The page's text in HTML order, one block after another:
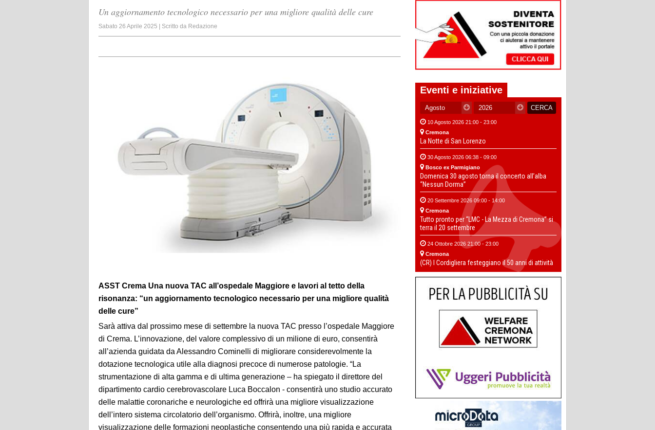
Un aggiornamento tecnologico necessario per una migliore qualità delle cure
Sabato 26 Aprile 2025 | Scritto da Redazione
ASST Crema Una nuova TAC all’ospedale Maggiore e lavori al tetto della
risonanza: “un aggiornamento tecnologico necessario per una migliore qualità
delle cure”
Sarà attiva dal prossimo mese di settembre la nuova TAC presso l’ospedale Maggiore
di Crema. L’innovazione, del valore complessivo di un milione di euro, consentirà
all’azienda guidata da Alessandro Cominelli di migliorare considerevolmente la
dotazione tecnologica utile alla diagnosi precoce di numerose patologie. “La
strumentazione di alta gamma e di ultima generazione – ha spiegato il direttore del
dipartimento cardio cerebrovascolare Luca Boccalon - consentirà uno studio accurato
delle malattie coronariche e neurologiche ed offrirà una migliore visualizzazione
dell’intero sistema circolatorio dell’organismo. Offrirà, inoltre, una migliore
visualizzazione delle formazioni neoplastiche consentendo una più rapida e accurata
Eventi e iniziative
10 Agosto 2026 21:00 - 23:00
Cremona
La Notte di San Lorenzo
30 Agosto 2026 06:38 - 09:00
Bosco ex Parmigiano
Domenica 30 agosto torna il concerto all’alba
“Nessun Dorma”
20 Settembre 2026 09:00 - 14:00
Cremona
Tutto pronto per “LMC - La Mezza di Cremona” si
terra il 20 settembre
24 Ottobre 2026 21:00 - 23:00
Cremona
(CR) I Cordigliera festeggiano il 50 anni di attività